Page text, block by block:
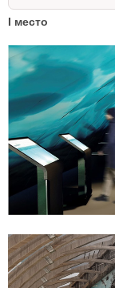
I место